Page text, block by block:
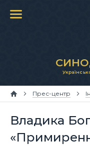
Прес-центр
Владика